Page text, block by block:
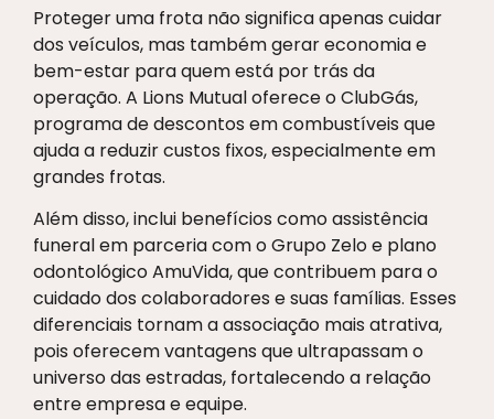
Proteger uma frota não significa apenas cuidar
dos veículos, mas também gerar economia e
bem-estar para quem está por trás da
operação. A Lions Mutual oferece o ClubGás,
programa de descontos em combustíveis que
ajuda a reduzir custos fixos, especialmente em
grandes frotas.
Além disso, inclui benefícios como assistência
funeral em parceria com o Grupo Zelo e plano
odontológico AmuVida, que contribuem para o
cuidado dos colaboradores e suas famílias. Esses
diferenciais tornam a associação mais atrativa,
pois oferecem vantagens que ultrapassam o
universo das estradas, fortalecendo a relação
entre empresa e equipe.